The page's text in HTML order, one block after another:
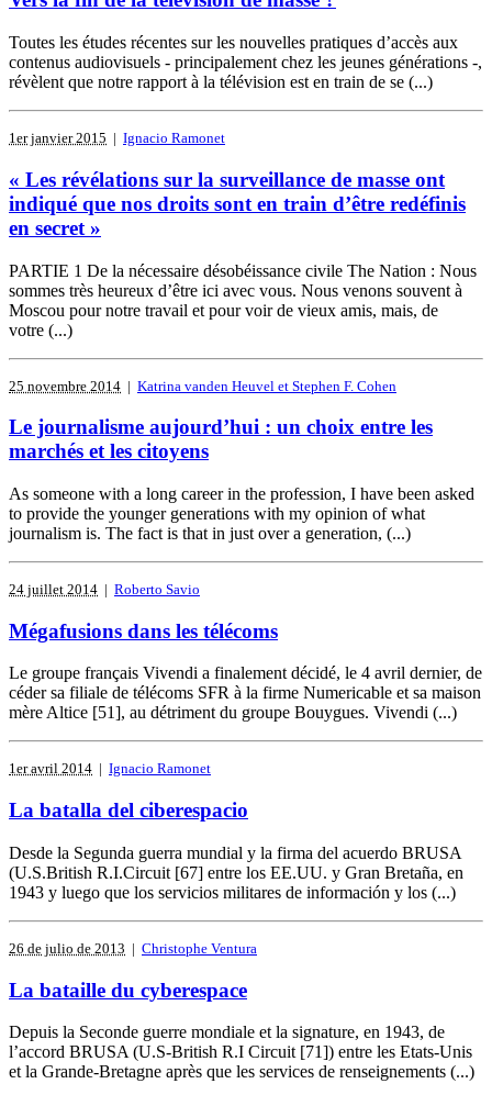
Toutes les études récentes sur les nouvelles pratiques d’accès aux
contenus audiovisuels - principalement chez les jeunes générations -,
révèlent que notre rapport à la télévision est en train de se (...)
1er janvier 2015 | Ignacio Ramonet
« Les révélations sur la surveillance de masse ont
indiqué que nos droits sont en train d’être redéfinis
en secret »
PARTIE 1 De la nécessaire désobéissance civile The Nation : Nous
sommes très heureux d’être ici avec vous. Nous venons souvent à
Moscou pour notre travail et pour voir de vieux amis, mais, de
votre (...)
25 novembre 2014 | Katrina vanden Heuvel et Stephen F. Cohen
Le journalisme aujourd’hui : un choix entre les
marchés et les citoyens
As someone with a long career in the profession, I have been asked
to provide the younger generations with my opinion of what
journalism is. The fact is that in just over a generation, (...)
24 juillet 2014 | Roberto Savio
Mégafusions dans les télécoms
Le groupe français Vivendi a finalement décidé, le 4 avril dernier, de
céder sa filiale de télécoms SFR à la firme Numericable et sa maison
mère Altice [51], au détriment du groupe Bouygues. Vivendi (...)
1er avril 2014 | Ignacio Ramonet
La batalla del ciberespacio
Desde la Segunda guerra mundial y la firma del acuerdo BRUSA
(U.S.British R.I.Circuit [67] entre los EE.UU. y Gran Bretaña, en
1943 y luego que los servicios militares de información y los (...)
26 de julio de 2013 | Christophe Ventura
La bataille du cyberespace
Depuis la Seconde guerre mondiale et la signature, en 1943, de
l’accord BRUSA (U.S-British R.I Circuit [71]) entre les Etats-Unis
et la Grande-Bretagne après que les services de renseignements (...)